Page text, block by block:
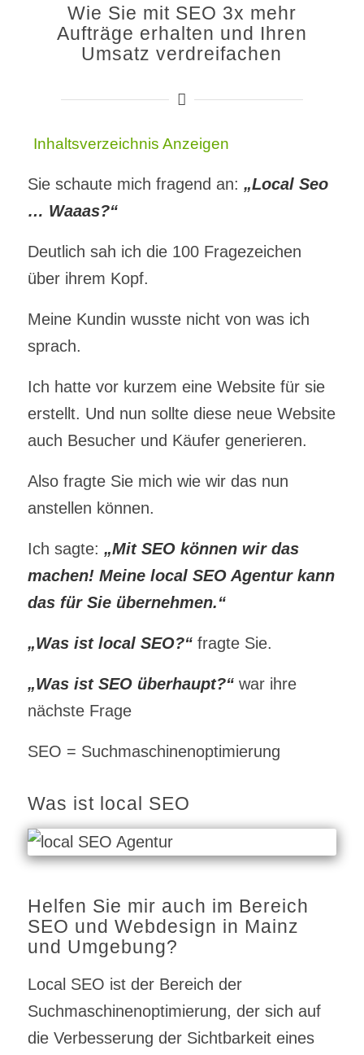
Wie Sie mit SEO 3x mehr
Aufträge erhalten und Ihren
Umsatz verdreifachen
Inhaltsverzeichnis Anzeigen
Sie schaute mich fragend an: „Local Seo
… Waaas?“
Deutlich sah ich die 100 Fragezeichen
über ihrem Kopf.
Meine Kundin wusste nicht von was ich
sprach.
Ich hatte vor kurzem eine Website für sie
erstellt. Und nun sollte diese neue Website
auch Besucher und Käufer generieren.
Also fragte Sie mich wie wir das nun
anstellen können.
Ich sagte: „Mit SEO können wir das
machen! Meine local SEO Agentur kann
das für Sie übernehmen.“
„Was ist local SEO?“fragte Sie.
„Was ist SEO überhaupt?“war ihre
nächste Frage
SEO = Suchmaschinenoptimierung
Was ist local SEO
Helfen Sie mir auch im Bereich
SEO und Webdesign in Mainz
und Umgebung?
Local SEO ist der Bereich der
Suchmaschinenoptimierung, der sich auf
die Verbesserung der Sichtbarkeit eines